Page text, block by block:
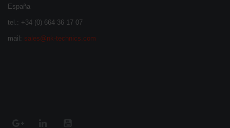
España
tel.: +34 (0) 664 36 17 07
mail: sales@nk-technics.com